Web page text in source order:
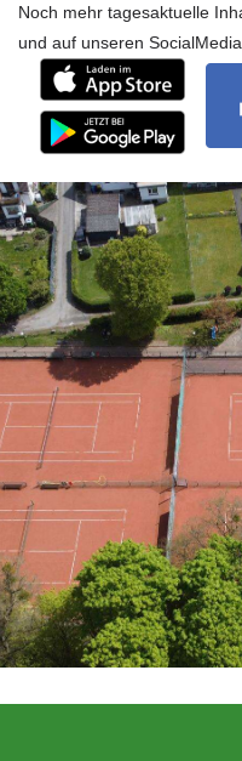
Noch mehr tagesaktuelle
und auf unseren